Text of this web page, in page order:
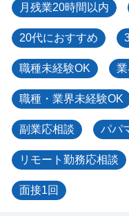
月残業20時間以内
20代におすすめ
職種未経験OK
職種・業界未経験OK
副業応相談 パパ
リモート勤務応相談
面接1回